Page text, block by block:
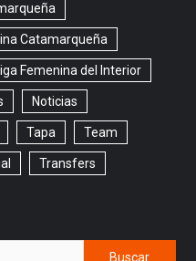
Catamarqueña
Femenina del Interior
Noticias
Tapa Team
Transfers